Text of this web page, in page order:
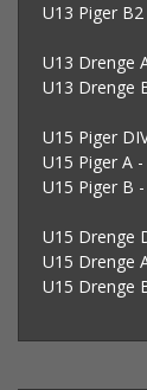
U13 Piger
U13 Drenge
U13 Drenge
U15 Piger
U15 Piger A
U15 Piger B
U15 Drenge
U15 Drenge
U15 Drenge